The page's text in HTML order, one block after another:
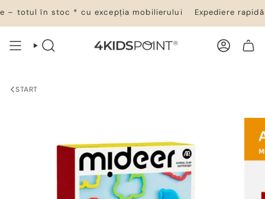
la
conținut
totul în stoc * cu excepția mobilierului Expediere
CĂUTARE CONT
START